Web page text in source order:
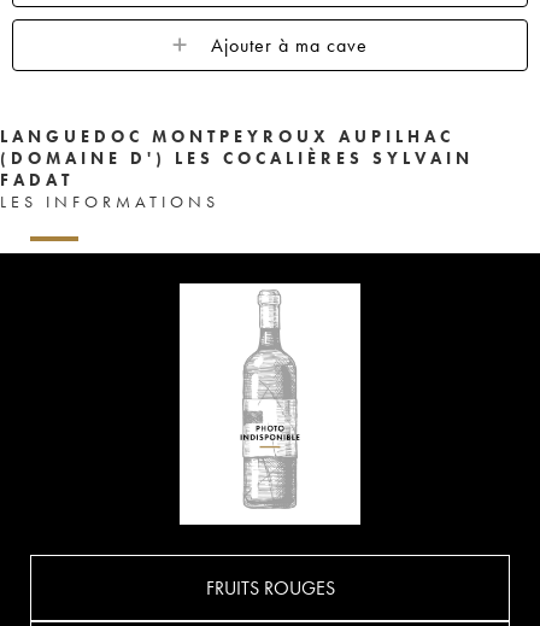
Ajouter à ma cave
LANGUEDOC MONTPEYROUX AUPILHAC
(DOMAINE D') LES COCALIÈRES SYLVAIN
FADAT
LES INFORMATIONS
FRUITS ROUGES